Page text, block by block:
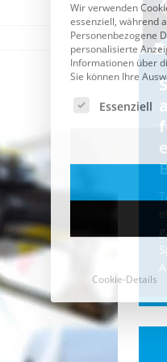
wollen nach
Afghanen
für ein
und die CDU
dumm! Weil die
von Afghanen
kippte, wurden die
Cookie-Details